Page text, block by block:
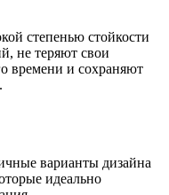
степенью стойкости
не теряют свои
времени и сохраняют
варианты дизайна
идеально